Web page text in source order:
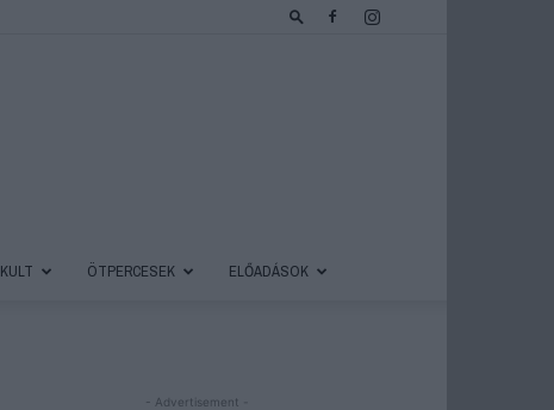
KULT ÖTPERCESEK ELŐADÁSOK
- Advertisement -